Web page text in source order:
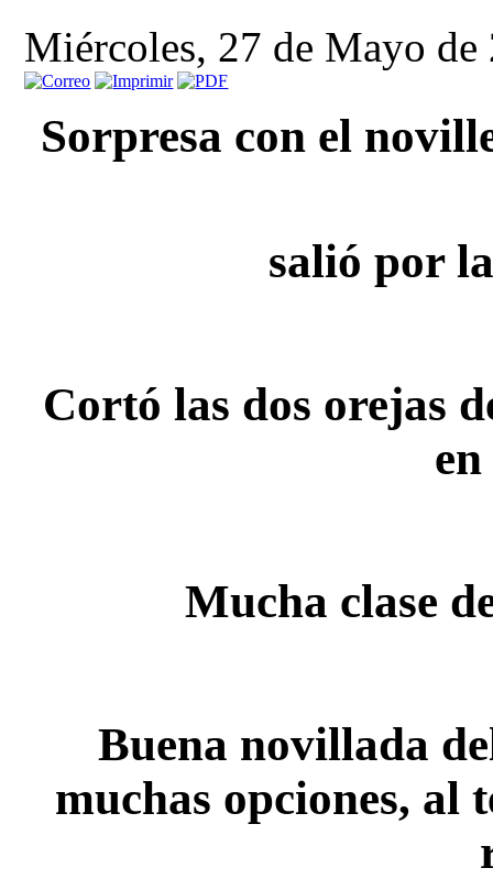
Miércoles, 27 de Mayo de
Sorpresa con el
salió por
Cortó las dos orejas
Mucha clase
Buena novillada
muchas opciones, al